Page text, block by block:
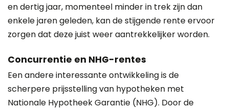
en dertig jaar, momenteel minder in trek zijn dan
enkele jaren geleden, kan de stijgende rente ervoor
zorgen dat deze juist weer aantrekkelijker worden.
Concurrentie en NHG-rentes
Een andere interessante ontwikkeling is de
scherpere prijsstelling van hypotheken met
Nationale Hypotheek Garantie (NHG). Door de